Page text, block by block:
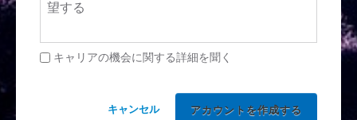
望する
キャリアの機会に関する詳細を聞く
キャンセル